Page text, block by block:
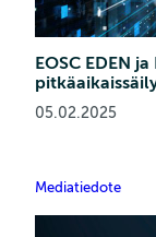
EOSC EDEN
05.02.2025
Mediatiedote